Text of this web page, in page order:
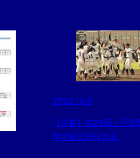
2025.10.6
【決勝】第29回上毛新
学生硬式野球大会